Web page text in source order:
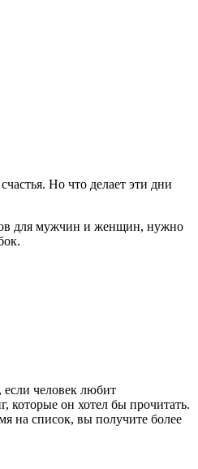
Но что делает эти дни
для мужчин и женщин, нужно
человек любит
которые он хотел бы прочитать.
на список, вы получите более